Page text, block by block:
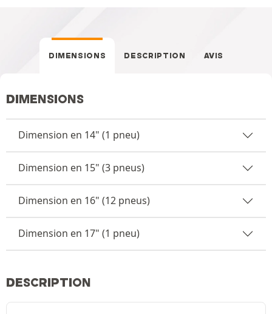
DIMENSIONS DESCRIPTION AVIS
DIMENSIONS
Dimension en 14" (1 pneu)
Dimension en 15" (3 pneus)
Dimension en 16" (12 pneus)
Dimension en 17" (1 pneu)
DESCRIPTION